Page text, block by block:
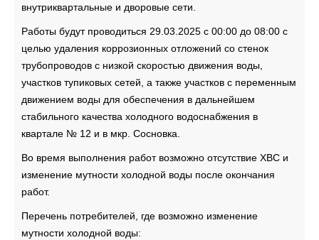
внутриквартальные и дворовые сети.
Работы будут проводиться 29.03.2025 с 00:00 до 08:00 с
целью удаления коррозионных отложений со стенок
трубопроводов с низкой скоростью движения воды,
участков тупиковых сетей, а также участков с переменным
движением воды для обеспечения в дальнейшем
стабильного качества холодного водоснабжения в
квартале № 12 и в мкр. Сосновка.
Во время выполнения работ возможно отсутствие ХВС и
изменение мутности холодной воды после окончания
работ.
Перечень потребителей, где возможно изменение
мутности холодной воды: